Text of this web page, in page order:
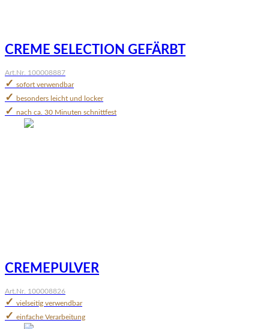
CREME SELECTION GEFÄRBT
Art.Nr. 100008887
✓ sofort verwendbar
✓ besonders leicht und locker
✓ nach ca. 30 Minuten schnittfest
CREMEPULVER
Art.Nr. 100008826
✓ vielseitig verwendbar
✓ einfache Verarbeitung